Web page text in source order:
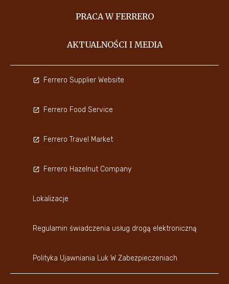
PRACA W FERRERO
AKTUALNOŚCI I MEDIA
Ferrero Supplier Website
Ferrero Food Service
Ferrero Travel Market
Ferrero Hazelnut Company
Lokalizacje
Regulamin świadczenia usług drogą elektroniczną
Polityka Ujawniania Luk W Zabezpieczeniach